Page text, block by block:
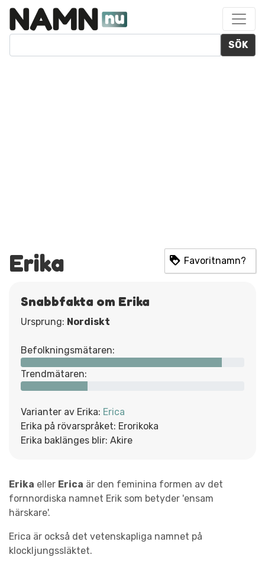
SÖK
Erika Favoritnamn?
Snabbfakta om Erika
Ursprung: Nordiskt
Befolkningsmätaren:
Trendmätaren:
Varianter av Erika: Erica
Erika på rövarspråket: Erorikoka
Erika baklänges blir: Akire
Erika eller Erica är den feminina formen av det
fornnordiska namnet Erik som betyder 'ensam
härskare'.
Erica är också det vetenskapliga namnet på
klockljungssläktet.